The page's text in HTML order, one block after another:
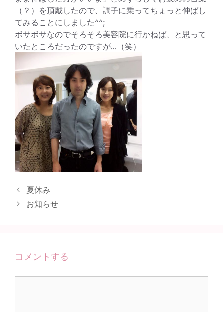
（？）を頂戴したので、調子に乗ってちょっと伸ばし
てみることにしました^^;
ボサボサなのでそろそろ美容院に行かねば、と思って
いたところだったのですが…（笑）
夏休み
お知らせ
コメントする